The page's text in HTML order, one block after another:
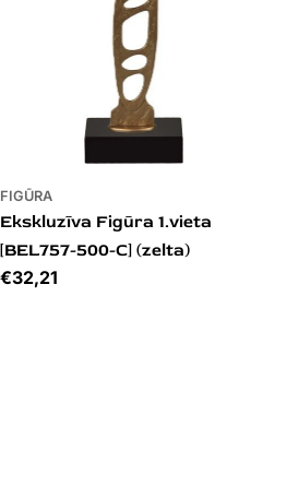
FIGŪRA
Ekskluzīva Figūra 1.vieta
[BEL757-500-C] (zelta)
Cena
€32,21